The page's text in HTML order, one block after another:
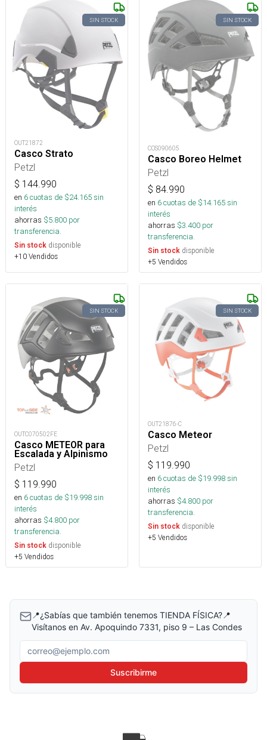
SIN STOCK
OUT21872
Casco Strato
Petzl
$ 144.990
en 6cuotas de $24.165sin
interés
ahorras $5.800 por
transferencia.
Sin stock disponible
+10 Vendidos
SIN STOCK
COS090605
Casco Boreo Helmet
Petzl
$ 84.990
en 6cuotas de $14.165sin
interés
ahorras $3.400 por
transferencia.
Sin stock disponible
+5 Vendidos
SIN STOCK
OUTC070502FE
Casco METEOR para
Escalada y Alpinismo
Petzl
$ 119.990
en 6cuotas de $19.998sin
interés
ahorras $4.800 por
transferencia.
Sin stock disponible
+5 Vendidos
SIN STOCK
OUT21876-C
Casco Meteor
Petzl
$ 119.990
en 6cuotas de $19.998sin
interés
ahorras $4.800 por
transferencia.
Sin stock disponible
+5 Vendidos
📍¿Sabías que también tenemos TIENDA FÍSICA?📍
Visítanos en Av. Apoquindo 7331, piso 9 – Las Condes
Correo electrónico
Suscribirme